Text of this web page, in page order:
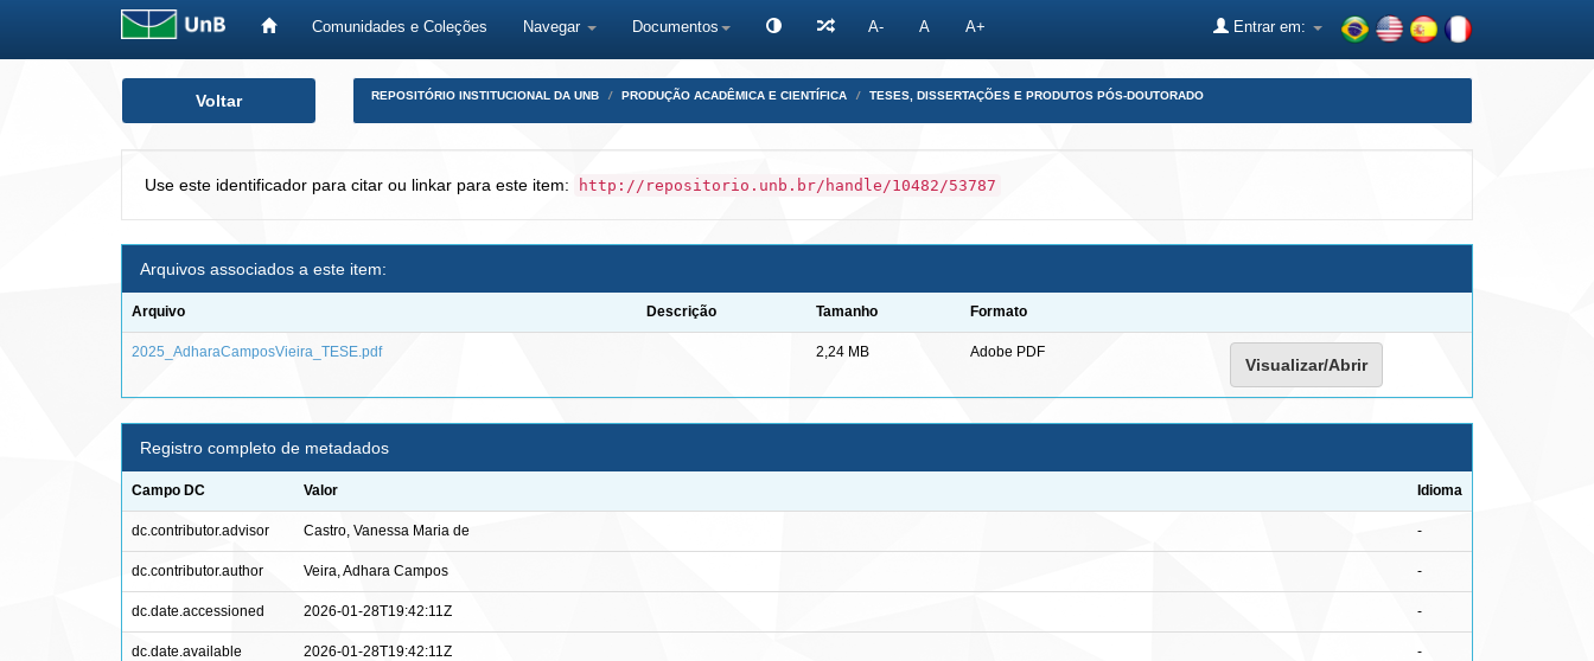
Comunidades e Coleções Navegar Documentos A- A A+ Entrar em:
Voltar REPOSITÓRIO INSTITUCIONAL DA UNB PRODUÇÃO ACADÊMICA E CIENTÍFICA TESES, DISSERTAÇÕES E PRODUTOS PÓS-DOUTORADO
Use este identificador para citar ou linkar para este item: http://repositorio.unb.br/handle/10482/53787
Arquivos associados a este item:
Arquivo Descrição Tamanho Formato
2025_AdharaCamposVieira_TESE.pdf 2,24 MB Adobe PDF
Visualizar/Abrir
Registro completo de metadados
Campo DC Valor Idioma
dc.contributor.advisor Castro, Vanessa Maria de -
dc.contributor.author Veira, Adhara Campos -
dc.date.accessioned 2026-01-28T19:42:11Z -
dc.date.available 2026-01-28T19:42:11Z -